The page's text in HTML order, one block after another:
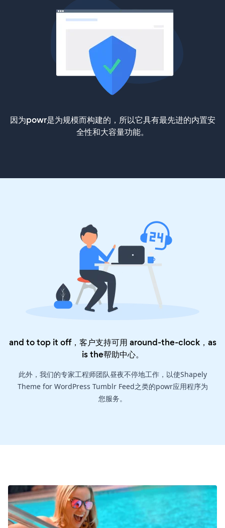
因为powr是为规模而构建的，所以它具有最先进的内置安
全性和大容量功能。
and to top it off，客户支持可用 around-the-clock，as
is the帮助中心。
此外，我们的专家工程师团队昼夜不停地工作，以使Shapely
Theme for WordPress Tumblr Feed之类的powr应用程序为
您服务。